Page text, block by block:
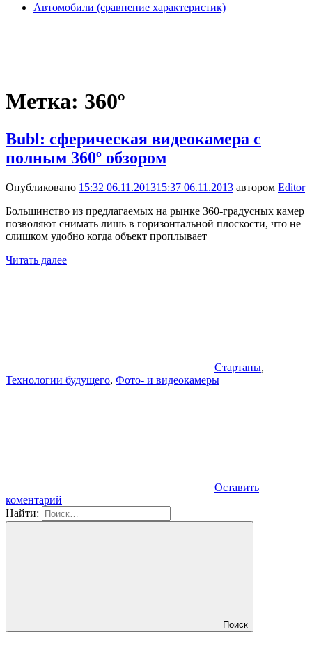
Автомобили (сравнение характеристик)
Метка: 360º
Bubl: сферическая видеокамера с
полным 360º обзором
Опубликовано 15:32 06.11.201315:37 06.11.2013 автором Editor
Большинство из предлагаемых на рынке 360-градусных камер
позволяют снимать лишь в горизонтальной плоскости, что не
слишком удобно когда объект проплывает
Читать далее
Стартапы,
Технологии будущего, Фото- и видеокамеры
Оставить
коментарий
Найти:
Поиск